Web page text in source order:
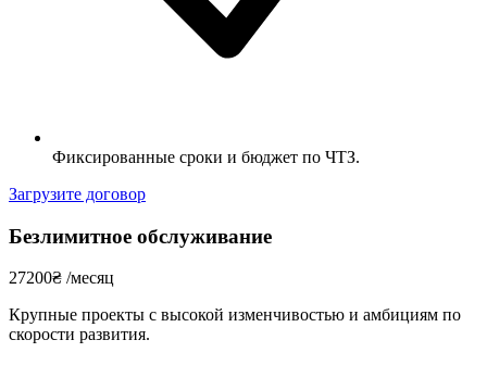
Фиксированные сроки и бюджет по ЧТЗ.
Загрузите договор
Безлимитное обслуживание
27200₴ /месяц
Крупные проекты с высокой изменчивостью и амбициям по
скорости развития.